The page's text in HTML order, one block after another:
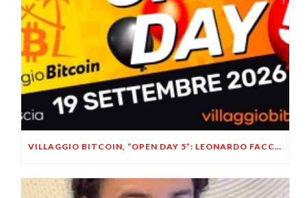
VILLAGGIO BITCOIN, “OPEN DAY 5”: LEONARDO FACCO OSPITE A BRESCIA